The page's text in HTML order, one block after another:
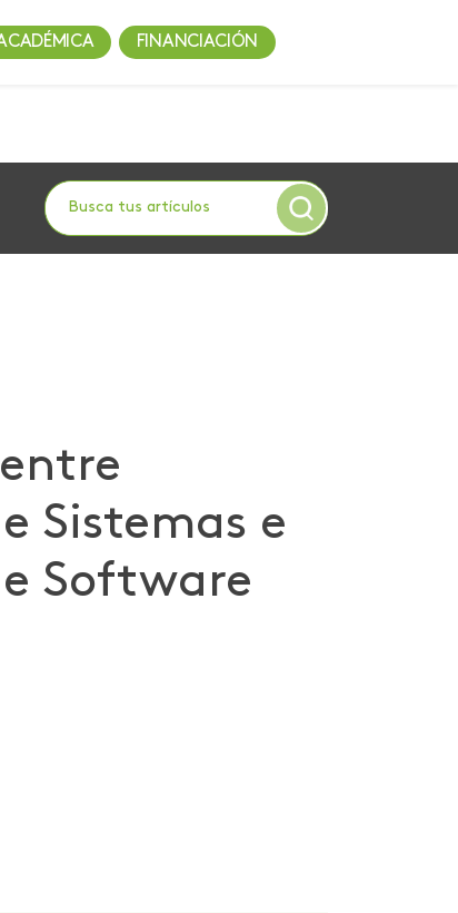
FINANCIACIÓN
Sistemas e
Software